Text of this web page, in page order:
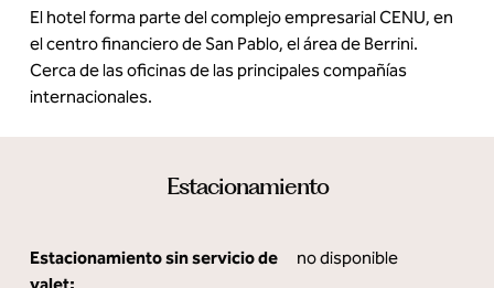
El hotel forma parte del complejo empresarial CENU, en
el centro financiero de San Pablo, el área de Berrini.
Cerca de las oficinas de las principales compañías
internacionales.
Estacionamiento
Estacionamiento sin servicio de
no disponible